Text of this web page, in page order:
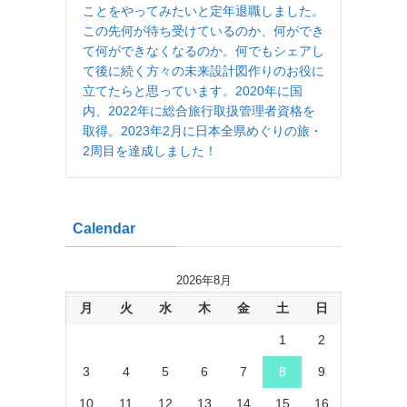
ことをやってみたいと定年退職しました。
この先何が待ち受けているのか、何ができ
て何ができなくなるのか。何でもシェアし
て後に続く方々の未来設計図作りのお役に
立てたらと思っています。2020年に国
内、2022年に総合旅行取扱管理者資格を
取得。2023年2月に日本全県めぐりの旅・
2周目を達成しました！
Calendar
2026年8月
月 火 水 木 金 土 日
1 2
3 4 5 6 7 8 9
10 11 12 13 14 15 16